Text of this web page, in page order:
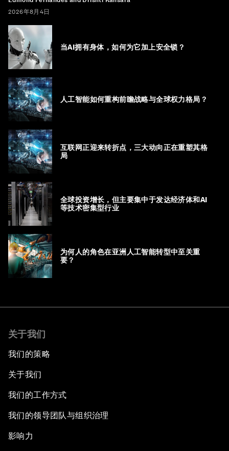
2026年8月4日
当AI拥有身体，如何为它加上安全锁？
人工智能如何重构前瞻战略与全球权力格局？
互联网正迎来转折点，三大动向正在重塑其格
局
全球投资增长，但主要集中于发达经济体和AI
等技术密集型行业
为何人的角色在亚洲人工智能转型中至关重
要？
关于我们
我们的策略
关于我们
我们的工作方式
我们的领导团队与组织治理
影响力